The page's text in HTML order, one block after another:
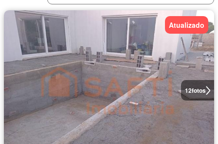
12fotos
Atualizado